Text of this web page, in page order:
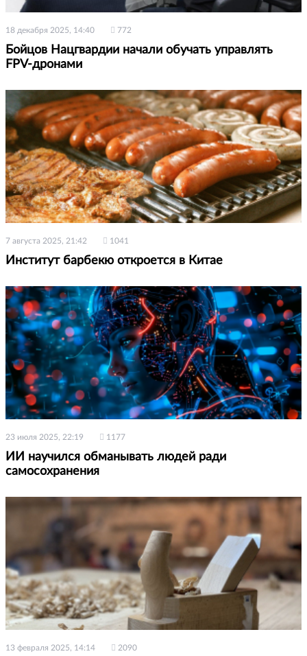
18 декабря 2025, 14:40 772
Бойцов Нацгвардии начали обучать управлять
FPV-дронами
7 августа 2025, 21:42 1041
Институт барбекю откроется в Китае
23 июля 2025, 22:19 1177
ИИ научился обманывать людей ради
самосохранения
13 февраля 2025, 14:14 2090